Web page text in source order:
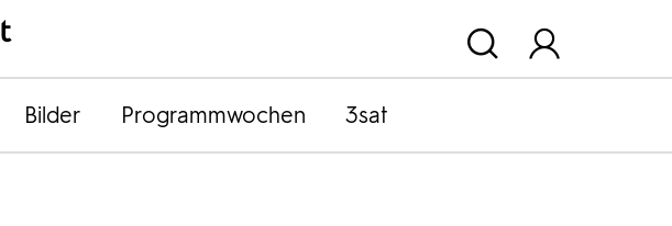
Bilder Programmwochen 3sat